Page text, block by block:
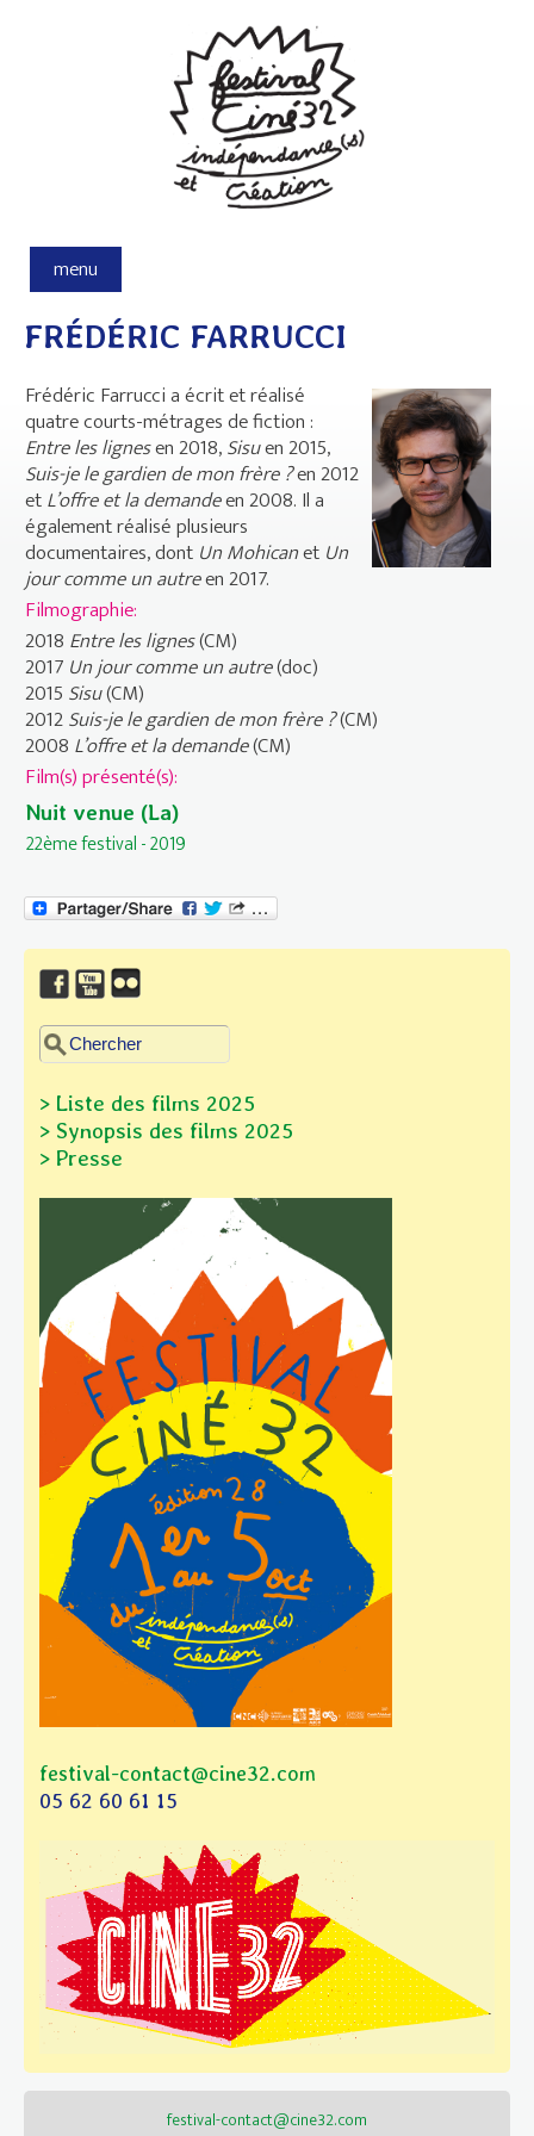
menu
FRÉDÉRIC FARRUCCI
Frédéric Farrucci a écrit et réalisé
quatre courts-métrages de fiction :
Entre les lignesen 2018,Sisuen 2015,
Suis-je le gardien de mon frère ?en 2012
etL’offre et la demandeen 2008. Il a
également réalisé plusieurs
documentaires, dont Un Mohicanet Un
jour comme un autreen 2017.
Filmographie:
2018 Entre les lignes(CM)
2017 Un jour comme un autre(doc)
2015 Sisu(CM)
2012Suis-je le gardien de mon frère ?(CM)
2008 L’offre et la demande(CM)
Film(s) présenté(s):
Nuit venue (La)
22ème festival - 2019
Formulaire de recherche
Chercher dans ce site
> Liste des films 2025
> Synopsis des films 2025
> Presse
festival-contact@cine32.com
05 62 60 61 15
festival-contact@cine32.com